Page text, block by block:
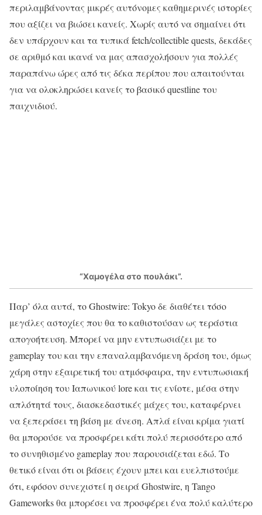
περιλαμβάνοντας μικρές αυτόνομες καθημερινές ιστορίες
που αξίζει να βιώσει κανείς. Χωρίς αυτό να σημαίνει ότι
δεν υπάρχουν και τα τυπικά fetch/collectible quests, δεκάδες
σε αριθμό και ικανά να μας απασχολήσουν για πολλές
παραπάνω ώρες από τις δέκα περίπου που απαιτούνται
για να ολοκληρώσει κανείς το βασικό questline του
παιχνιδιού.
“Χαμογέλα στο πουλάκι”.
Παρ’ όλα αυτά, το Ghostwire: Tokyo δε διαθέτει τόσο
μεγάλες αστοχίες που θα το καθιστούσαν ως τεράστια
απογοήτευση. Μπορεί να μην εντυπωσιάζει με το
gameplay του και την επαναλαμβανόμενη δράση του, όμως
χάρη στην εξαιρετική του ατμόσφαιρα, την εντυπωσιακή
υλοποίηση του Ιαπωνικού lore και τις ενίοτε, μέσα στην
απλότητά τους, διασκεδαστικές μάχες του, καταφέρνει
να ξεπεράσει τη βάση με άνεση. Απλά είναι κρίμα γιατί
θα μπορούσε να προσφέρει κάτι πολύ περισσότερο από
το συνηθισμένο gameplay που παρουσιάζεται εδώ. Το
θετικό είναι ότι οι βάσεις έχουν μπει και ευελπιστούμε
ότι, εφόσον συνεχιστεί η σειρά Ghostwire, η Tango
Gameworks θα μπορέσει να προσφέρει ένα πολύ καλύτερο